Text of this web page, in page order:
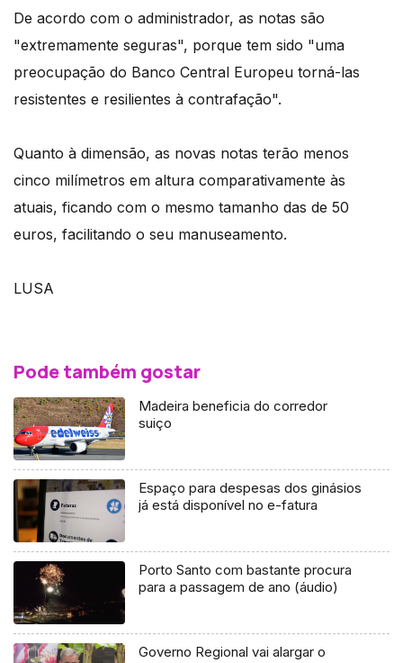
De acordo com o administrador, as notas são
"extremamente seguras", porque tem sido "uma
preocupação do Banco Central Europeu torná-las
resistentes e resilientes à contrafação".
Quanto à dimensão, as novas notas terão menos
cinco milímetros em altura comparativamente às
atuais, ficando com o mesmo tamanho das de 50
euros, facilitando o seu manuseamento.
LUSA
Pode também gostar
Madeira beneficia do corredor
suiço
Espaço para despesas dos ginásios
já está disponível no e-fatura
Porto Santo com bastante procura
para a passagem de ano (áudio)
Governo Regional vai alargar o